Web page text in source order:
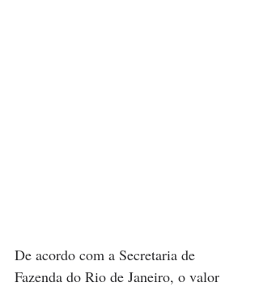
De acordo com a Secretaria de
Fazenda do Rio de Janeiro, o valor